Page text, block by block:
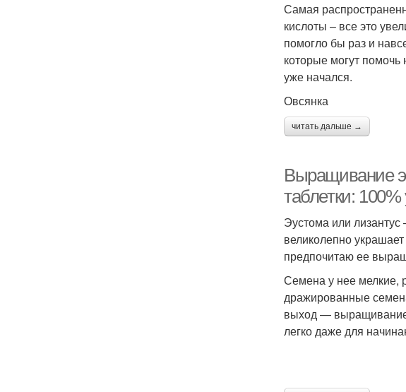
Самая
кислоты – все это
помогло бы раз и
которые могут помочь
уже начался.
Овсянка
читать дальше →
Выращивание
таблетки:
Эустома или
великолепно
предпочитаю ее
Семена у нее мелкие,
дражированные
выход — выращивание
легко даже для